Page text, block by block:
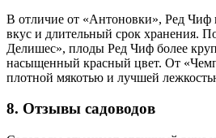
В отличие от «Антоновки», Ред Чиф
вкус и длительный срок хранения.
Делишес», плоды Ред Чиф более
насыщенный красный цвет. От
плотной мякотью и лучшей
8. Отзывы садоводов